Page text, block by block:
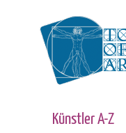
Künstler A-Z